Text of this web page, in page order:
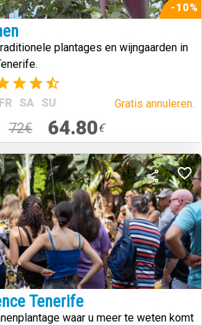
-10%
plantages en wijngaarden in
(14)
FR SA SU Gratis annuleren.
72€ 64.80€
Tenerife
waar u meer te weten komt